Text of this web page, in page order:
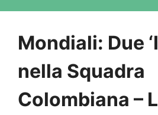
Mondiali: Due
nella Squadra
Colombiana –